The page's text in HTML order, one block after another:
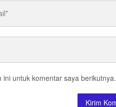
untuk komentar saya berikutnya.